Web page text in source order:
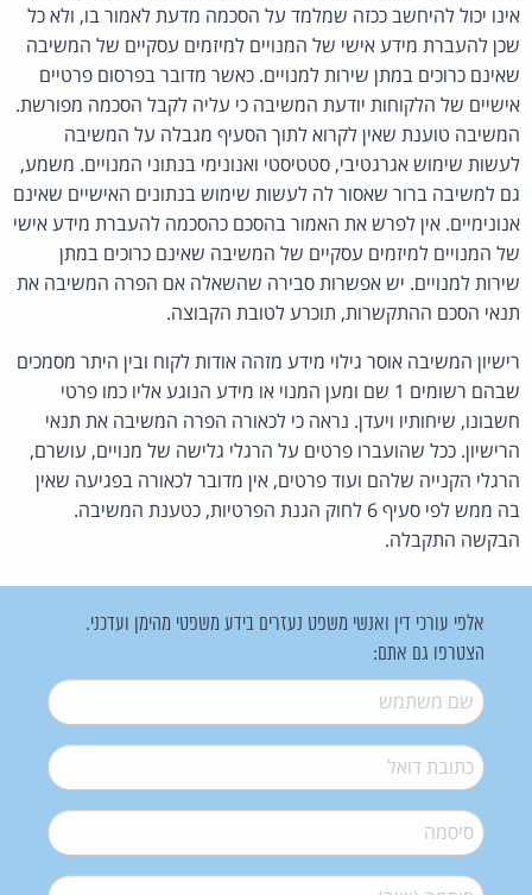
אינו יכול להיחשב ככזה שמלמד על הסכמה מדעת לאמור בו, ולא כל
שכן להעברת מידע אישי של המנויים למיזמים עסקיים של המשיבה
שאינם כרוכים במתן שירות למנויים. כאשר מדובר בפרסום פרטיים
אישיים של הלקוחות יודעת המשיבה כי עליה לקבל הסכמה מפורשת.
המשיבה טוענת שאין לקרוא לתוך הסעיף מגבלה על המשיבה
לעשות שימוש אגרגטיבי, סטטיסטי ואנונימי בנתוני המנויים. משמע,
גם למשיבה ברור שאסור לה לעשות שימוש בנתונים האישיים שאינם
אנונימיים. אין לפרש את האמור בהסכם כהסכמה להעברת מידע אישי
של המנויים למיזמים עסקיים של המשיבה שאינם כרוכים במתן
שירות למנויים. יש אפשרות סבירה שהשאלה אם הפרה המשיבה את
תנאי הסכם ההתקשרות, תוכרע לטובת הקבוצה.
רישיון המשיבה אוסר גילוי מידע מזהה אודות לקוח ובין היתר מסמכים
שבהם רשומים 1 שם ומען המנוי או מידע הנוגע אליו כמו פרטי
חשבונו, שיחותיו ויעדן. נראה כי לכאורה הפרה המשיבה את תנאי
הרישיון. ככל שהועברו פרטים על הרגלי גלישה של מנויים, עושרם,
הרגלי הקנייה שלהם ועוד פרטים, אין מדובר לכאורה בפגיעה שאין
בה ממש לפי סעיף 6 לחוק הגנת הפרטיות, כטענת המשיבה.
הבקשה התקבלה.
אלפי עורכי דין ואנשי משפט נעזרים בידע משפטי מהימן ועדכני.
הצטרפו גם אתם:
שם משתמש*
דואל*
סיסמה*
סיסמה (שוב)*